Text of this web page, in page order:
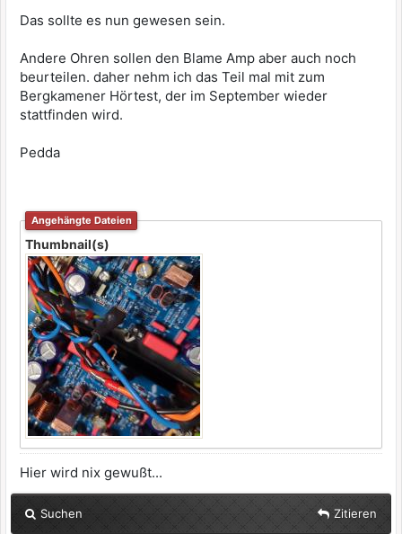
Das sollte es nun gewesen sein.
Andere Ohren sollen den Blame Amp aber auch noch
beurteilen. daher nehm ich das Teil mal mit zum
Bergkamener Hörtest, der im September wieder
stattfinden wird.
Pedda
Angehängte Dateien
Thumbnail(s)
Hier wird nix gewußt...
Suchen Zitieren